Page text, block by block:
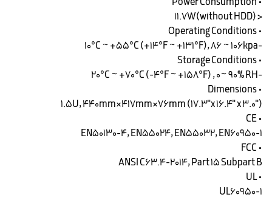
< 11.7W(without HDD)
• Operating Conditions
-10°C ~ +55°C (+14°F ~ +131°F), 86 ~ 106kpa
• Storage Conditions
-20°C ~ +70°C (-4°F ~ +158°F) , 0~ 90% RH
• Dimensions
1.5U, 440mm×417mm×76mm (17.3"x 16.4" x 3.0")
• CE
EN50130-4, EN55024, EN55032, EN60950-1
• FCC
ANSI C63.4-2014, Part 15 Subpart B
• UL
UL60950-1